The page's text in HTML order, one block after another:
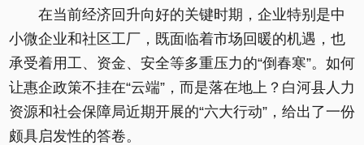
在当前经济回升向好的关键时期，企业特别是中
小微企业和社区工厂，既面临着市场回暖的机遇，也
承受着用工、资金、安全等多重压力的“倒春寒”。如何
让惠企政策不挂在“云端”，而是落在地上？白河县人力
资源和社会保障局近期开展的“六大行动”，给出了一份
颇具启发性的答卷。